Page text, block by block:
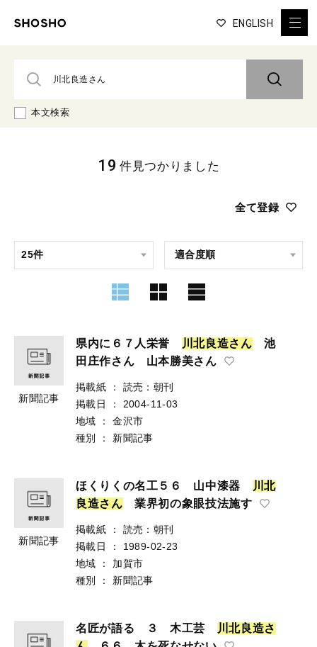
ENGLISH
本文検索
全て登録
19 件見つかりました
新聞記事
県内に６７人栄誉 川北 良造さ ん 池
田庄作さん 山本勝美さん
掲載紙 ：
読売：朝刊
掲載日
：
2004-11-03
地域
：
金沢市
種別
： 新聞記事
新聞記事
ほくりくの名工５６ 山中漆器 川北
良造さ ん 業界初の象眼技法施す
掲載紙 ：
読売：朝刊
掲載日
：
1989-02-23
地域
：
加賀市
種別
： 新聞記事
名匠が語る ３ 木工芸 川北良造さ